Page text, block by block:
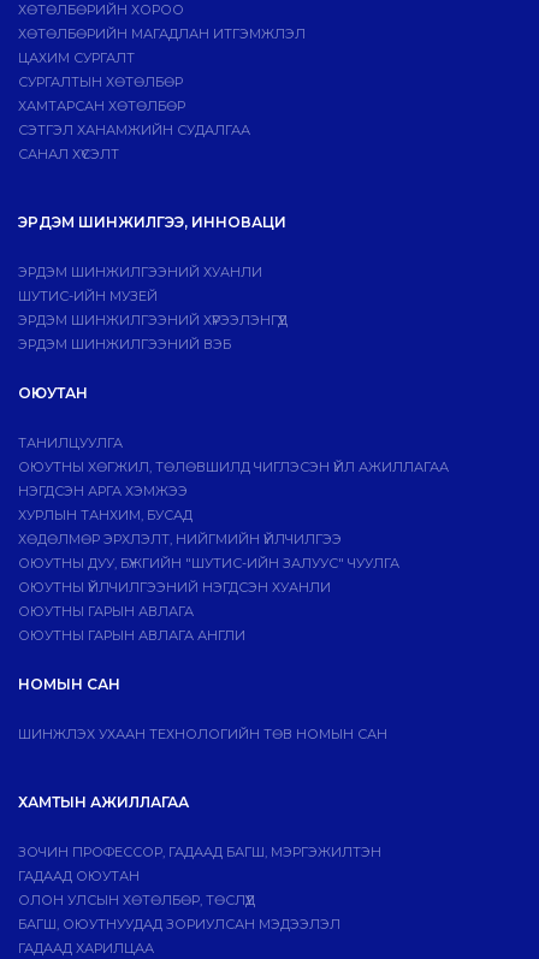
ХӨТӨЛБӨРИЙН ХОРОО
ХӨТӨЛБӨРИЙН МАГАДЛАН ИТГЭМЖЛЭЛ
ЦАХИМ СУРГАЛТ
СУРГАЛТЫН ХӨТӨЛБӨР
ХАМТАРСАН ХӨТӨЛБӨР
СЭТГЭЛ ХАНАМЖИЙН СУДАЛГАА
САНАЛ ХҮСЭЛТ
ЭРДЭМ ШИНЖИЛГЭЭ, ИННОВАЦИ
ЭРДЭМ ШИНЖИЛГЭЭНИЙ ХУАНЛИ
ШУТИС-ИЙН МУЗЕЙ
ЭРДЭМ ШИНЖИЛГЭЭНИЙ ХҮРЭЭЛЭНГҮҮД
ЭРДЭМ ШИНЖИЛГЭЭНИЙ ВЭБ
ОЮУТАН
ТАНИЛЦУУЛГА
ОЮУТНЫ ХӨГЖИЛ, ТӨЛӨВШИЛД ЧИГЛЭСЭН ҮЙЛ АЖИЛЛАГАА
НЭГДСЭН АРГА ХЭМЖЭЭ
ХУРЛЫН ТАНХИМ, БУСАД
ХӨДӨЛМӨР ЭРХЛЭЛТ, НИЙГМИЙН ҮЙЛЧИЛГЭЭ
ОЮУТНЫ ДУУ, БҮЖГИЙН "ШУТИС-ИЙН ЗАЛУУС" ЧУУЛГА
ОЮУТНЫ ҮЙЛЧИЛГЭЭНИЙ НЭГДСЭН ХУАНЛИ
ОЮУТНЫ ГАРЫН АВЛАГА
ОЮУТНЫ ГАРЫН АВЛАГА АНГЛИ
НОМЫН САН
ШИНЖЛЭХ УХААН ТЕХНОЛОГИЙН ТӨВ НОМЫН САН
ХАМТЫН АЖИЛЛАГАА
ЗОЧИН ПРОФЕССОР, ГАДААД БАГШ, МЭРГЭЖИЛТЭН
ГАДААД ОЮУТАН
ОЛОН УЛСЫН ХӨТӨЛБӨР, ТӨСЛҮҮД
БАГШ, ОЮУТНУУДАД ЗОРИУЛСАН МЭДЭЭЛЭЛ
ГАДААД ХАРИЛЦАА